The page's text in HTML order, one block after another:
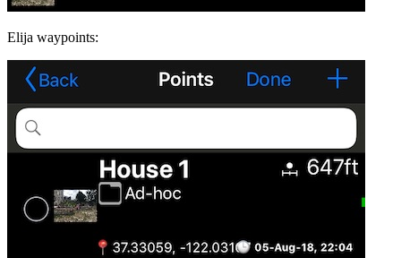
Elija waypoints: